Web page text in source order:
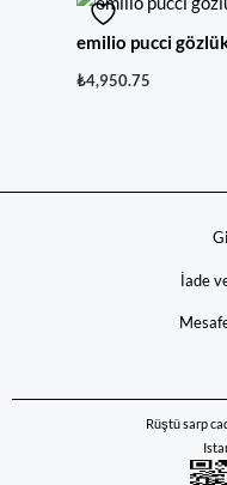
emilio pucci
₺4,950.75
İade
Rüştü sarp